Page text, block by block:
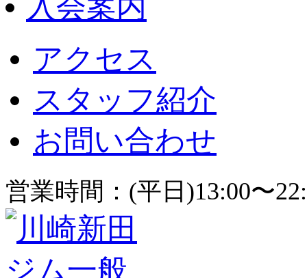
入会案内
アクセス
スタッフ紹介
お問い合わせ
営業時間：(平日)13:00〜